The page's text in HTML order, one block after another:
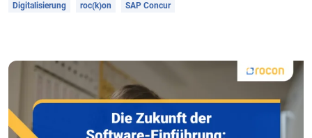
Digitalisierung roc(k)on SAP Concur